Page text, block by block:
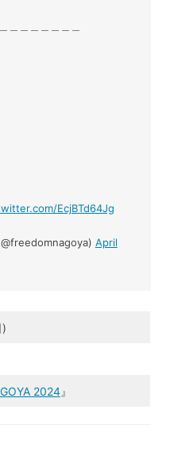
EcjBTd64Jg
April
2024』